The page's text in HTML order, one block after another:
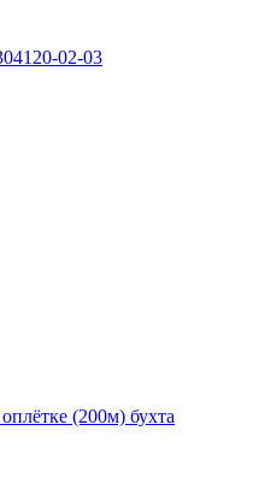
02-03
(200м) бухта